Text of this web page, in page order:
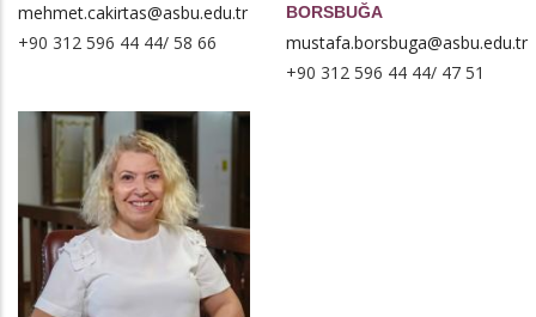
mehmet.cakirtas@asbu.edu.tr
+90 312 596 44 44/ 58 66
BORSBUĞA
mustafa.borsbuga@asbu.edu.tr
+90 312 596 44 44/ 47 51